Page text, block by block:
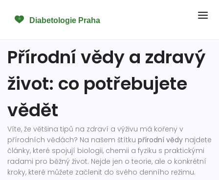
Přírodní vědy a zdravý
život: co potřebujete
vědět
Víte, že většina tipů na zdraví a výživu má kořeny v
přírodních vědách? Na našem štítku přírodní vědy najdete
články, které spojují biologii, chemii a fyziku s praktickými
radami pro běžný život. Nejde jen o teorie, ale o konkrétní
kroky, které můžete začlenit do svého denního režimu.